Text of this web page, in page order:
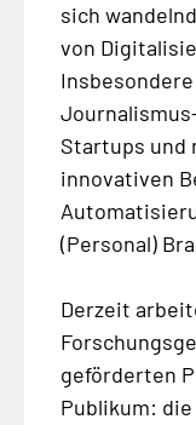
sich
von
Startups und
innovativen
(Personal)
Derzeit
geförderten
Publikum: